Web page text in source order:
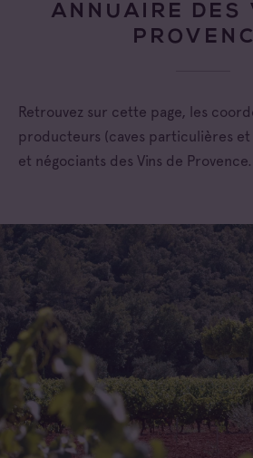
ANNUAIRE DES
Retrouvez sur cette page, les
producteurs (caves particulières et
et négociants des Vins de Provence.